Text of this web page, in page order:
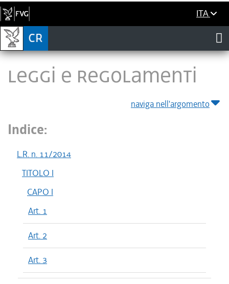
ITA
LEGGI E REGOLAMENTI
naviga nell'argomento
Indice:
L.R. n. 11/2014
TITOLO I
CAPO I
Art. 1
Art. 2
Art. 3